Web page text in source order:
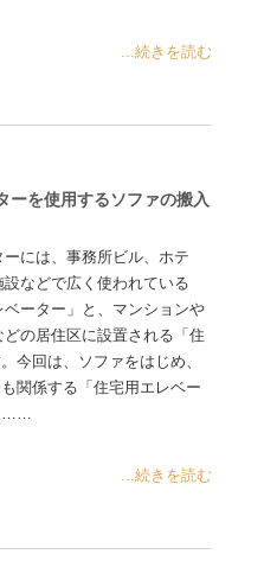
...続きを読む
ーを使用するソファの搬入
ーには、事務所ビル、ホテ
設などで広く使われている
ベーター」と、マンションや
どの居住区に設置される「住
今回は、ソファをはじめ、
関係する「住宅用エレベー
……
...続きを読む